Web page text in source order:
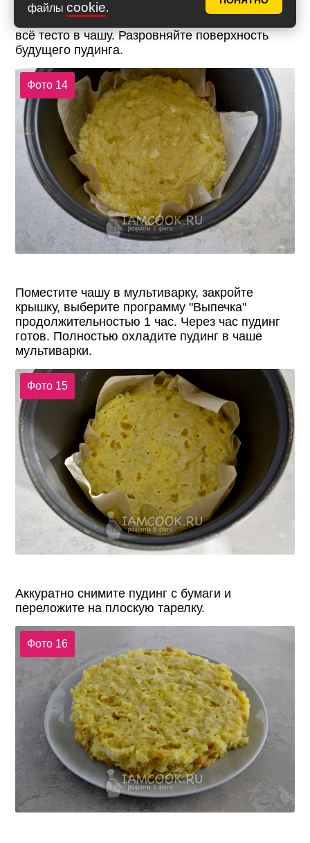
файлы cookie.
бумагой. Если не уверены в качестве бумаги,
смажьте ее растительным маслом. Выложите
всё тесто в чашу. Разровняйте поверхность
будущего пудинга.
Фото 14
Поместите чашу в мультиварку, закройте
крышку, выберите программу "Выпечка"
продолжительностью 1 час. Через час пудинг
готов. Полностью охладите пудинг в чаше
мультиварки.
Фото 15
Аккуратно снимите пудинг с бумаги и
переложите на плоскую тарелку.
Фото 16